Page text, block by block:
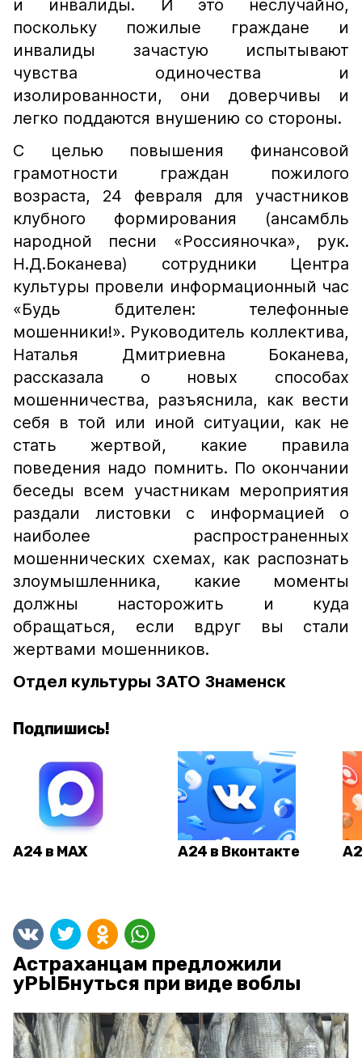
и инвалиды. И это неслучайно,
поскольку пожилые граждане и
инвалиды зачастую испытывают
чувства одиночества и
изолированности, они доверчивы и
легко поддаются внушению со стороны.
С целью повышения финансовой
грамотности граждан пожилого
возраста, 24 февраля для участников
клубного формирования (ансамбль
народной песни «Россияночка», рук.
Н.Д.Боканева) сотрудники Центра
культуры провели информационный час
«Будь бдителен: телефонные
мошенники!». Руководитель коллектива,
Наталья Дмитриевна Боканева,
рассказала о новых способах
мошенничества, разъяснила, как вести
себя в той или иной ситуации, как не
стать жертвой, какие правила
поведения надо помнить. По окончании
беседы всем участникам мероприятия
раздали листовки с информацией о
наиболее распространенных
мошеннических схемах, как распознать
злоумышленника, какие моменты
должны насторожить и куда
обращаться, если вдруг вы стали
жертвами мошенников.
Отдел культуры ЗАТО Знаменск
Подпишись!
А24 в MAX А24 в Вконтакте
Астраханцам предложили
уРЫБнуться при виде воблы